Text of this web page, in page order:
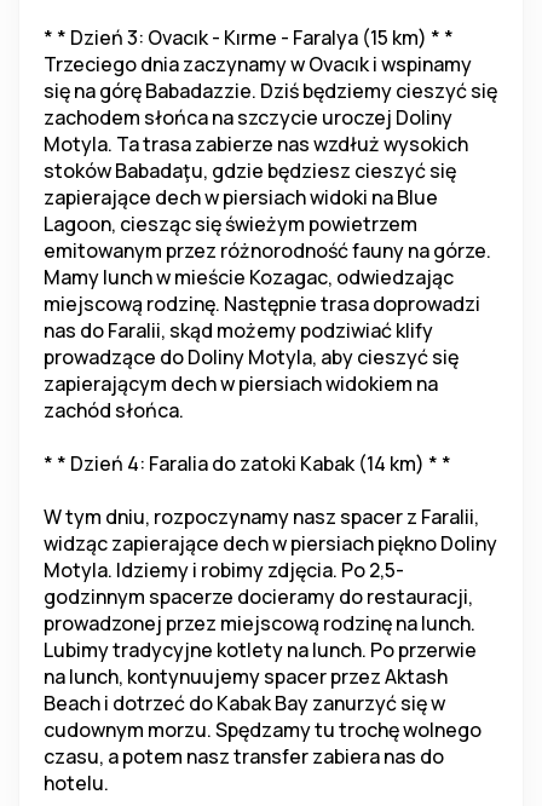
* * Dzień 3: Ovacık - Kırme - Faralya (15 km) * *
Trzeciego dnia zaczynamy w Ovacık i wspinamy
się na górę Babadazzie. Dziś będziemy cieszyć się
zachodem słońca na szczycie uroczej Doliny
Motyla. Ta trasa zabierze nas wzdłuż wysokich
stoków Babadaţu, gdzie będziesz cieszyć się
zapierające dech w piersiach widoki na Blue
Lagoon, ciesząc się świeżym powietrzem
emitowanym przez różnorodność fauny na górze.
Mamy lunch w mieście Kozagac, odwiedzając
miejscową rodzinę. Następnie trasa doprowadzi
nas do Faralii, skąd możemy podziwiać klify
prowadzące do Doliny Motyla, aby cieszyć się
zapierającym dech w piersiach widokiem na
zachód słońca.
* * Dzień 4: Faralia do zatoki Kabak (14 km) * *
W tym dniu, rozpoczynamy nasz spacer z Faralii,
widząc zapierające dech w piersiach piękno Doliny
Motyla. Idziemy i robimy zdjęcia. Po 2,5-
godzinnym spacerze docieramy do restauracji,
prowadzonej przez miejscową rodzinę na lunch.
Lubimy tradycyjne kotlety na lunch. Po przerwie
na lunch, kontynuujemy spacer przez Aktash
Beach i dotrzeć do Kabak Bay zanurzyć się w
cudownym morzu. Spędzamy tu trochę wolnego
czasu, a potem nasz transfer zabiera nas do
hotelu.